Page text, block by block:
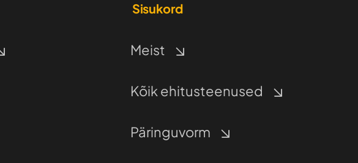
Sisukord
Meist
Kõik ehitusteenused
Päringuvorm